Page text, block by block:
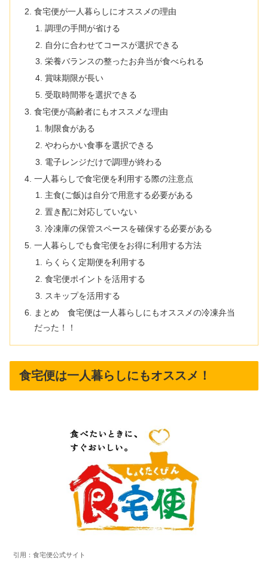
食宅便が一人暮らしにオススメの理由
調理の手間が省ける
自分に合わせてコースが選択できる
栄養バランスの整ったお弁当が食べられる
賞味期限が長い
受取時間帯を選択できる
食宅便が高齢者にもオススメな理由
制限食がある
やわらかい食事を選択できる
電子レンジだけで調理が終わる
一人暮らしで食宅便を利用する際の注意点
主食(ご飯)は自分で用意する必要がある
置き配に対応していない
冷凍庫の保管スペースを確保する必要がある
一人暮らしでも食宅便をお得に利用する方法
らくらく定期便を利用する
食宅便ポイントを活用する
スキップを活用する
まとめ 食宅便は一人暮らしにもオススメの冷凍弁当
だった！！
食宅便は一人暮らしにもオススメ！
引用：食宅便公式サイト